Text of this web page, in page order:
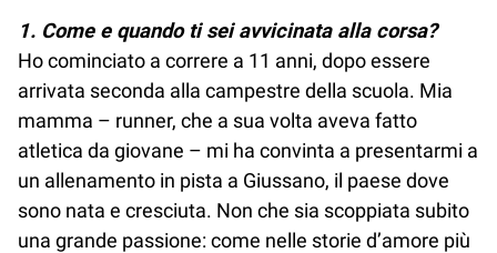
1. Come e quando ti sei avvicinata alla corsa?
Ho cominciato a correre a 11 anni, dopo essere
arrivata seconda alla campestre della scuola. Mia
mamma – runner, che a sua volta aveva fatto
atletica da giovane – mi ha convinta a presentarmi a
un allenamento in pista a Giussano, il paese dove
sono nata e cresciuta. Non che sia scoppiata subito
una grande passione: come nelle storie d’amore più